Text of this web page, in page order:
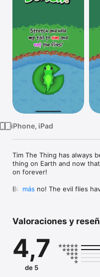
iPhone, iPad
Tim The Thing has always
thing on Earth and now
on forever!
But, oh no! The evil flies
it needs your help!
Help Tim aim and it'll do
some of the flies yourself!
Will you be a hero and
más
Valoraciones y
4,7
de 5